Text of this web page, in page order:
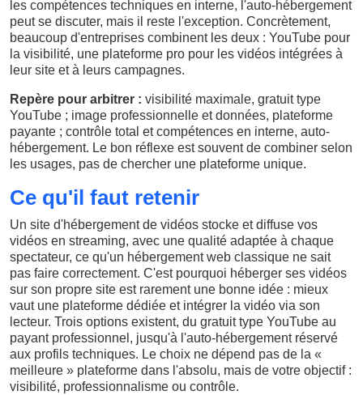
les compétences techniques en interne, l'auto-hébergement
peut se discuter, mais il reste l'exception. Concrètement,
beaucoup d'entreprises combinent les deux : YouTube pour
la visibilité, une plateforme pro pour les vidéos intégrées à
leur site et à leurs campagnes.
Repère pour arbitrer : visibilité maximale, gratuit type
YouTube ; image professionnelle et données, plateforme
payante ; contrôle total et compétences en interne, auto-
hébergement. Le bon réflexe est souvent de combiner selon
les usages, pas de chercher une plateforme unique.
Ce qu'il faut retenir
Un site d'hébergement de vidéos stocke et diffuse vos
vidéos en streaming, avec une qualité adaptée à chaque
spectateur, ce qu'un hébergement web classique ne sait
pas faire correctement. C'est pourquoi héberger ses vidéos
sur son propre site est rarement une bonne idée : mieux
vaut une plateforme dédiée et intégrer la vidéo via son
lecteur. Trois options existent, du gratuit type YouTube au
payant professionnel, jusqu'à l'auto-hébergement réservé
aux profils techniques. Le choix ne dépend pas de la «
meilleure » plateforme dans l'absolu, mais de votre objectif :
visibilité, professionnalisme ou contrôle.